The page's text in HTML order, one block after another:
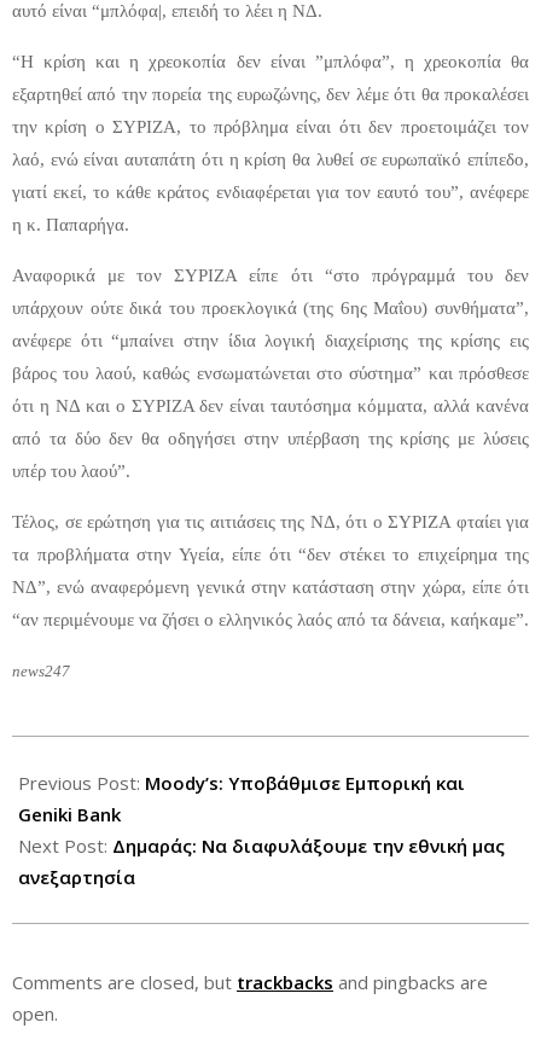
αυτό είναι “μπλόφα|, επειδή το λέει η ΝΔ.
“Η κρίση και η χρεοκοπία δεν είναι ”μπλόφα”, η χρεοκοπία θα
εξαρτηθεί από την πορεία της ευρωζώνης, δεν λέμε ότι θα προκαλέσει
την κρίση ο ΣΥΡΙΖΑ, το πρόβλημα είναι ότι δεν προετοιμάζει τον
λαό, ενώ είναι αυταπάτη ότι η κρίση θα λυθεί σε ευρωπαϊκό επίπεδο,
γιατί εκεί, το κάθε κράτος ενδιαφέρεται για τον εαυτό του”, ανέφερε
η κ. Παπαρήγα.
Αναφορικά με τον ΣΥΡΙΖΑ είπε ότι “στο πρόγραμμά του δεν
υπάρχουν ούτε δικά του προεκλογικά (της 6ης Μαΐου) συνθήματα”,
ανέφερε ότι “μπαίνει στην ίδια λογική διαχείρισης της κρίσης εις
βάρος του λαού, καθώς ενσωματώνεται στο σύστημα” και πρόσθεσε
ότι η ΝΔ και ο ΣΥΡΙΖΑ δεν είναι ταυτόσημα κόμματα, αλλά κανένα
από τα δύο δεν θα οδηγήσει στην υπέρβαση της κρίσης με λύσεις
υπέρ του λαού”.
Τέλος, σε ερώτηση για τις αιτιάσεις της ΝΔ, ότι ο ΣΥΡΙΖΑ φταίει για
τα προβλήματα στην Υγεία, είπε ότι “δεν στέκει το επιχείρημα της
ΝΔ”, ενώ αναφερόμενη γενικά στην κατάσταση στην χώρα, είπε ότι
“αν περιμένουμε να ζήσει ο ελληνικός λαός από τα δάνεια, καήκαμε”.
news247
06-
06
Previous Post: Moody’s: Υποβάθμισε Εμπορική και
Geniki Bank
Next Post: Δημαράς: Να διαφυλάξουμε την εθνική μας
ανεξαρτησία
Comments are closed, but trackbacks and pingbacks are
open.